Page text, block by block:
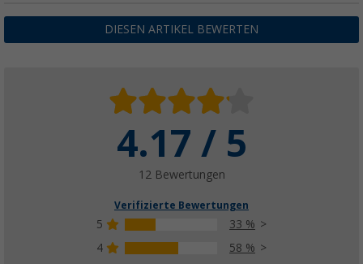
DIESEN ARTIKEL BEWERTEN
4.17 / 5
12 Bewertungen
Verifizierte Bewertungen
5
33 %
4
58 %